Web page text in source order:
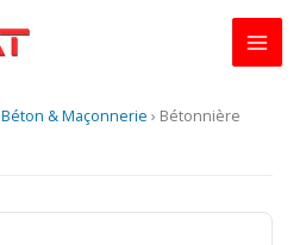
Béton & Maçonnerie › Bétonnière